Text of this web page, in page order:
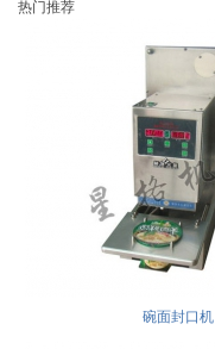
热门推荐
碗面封口机